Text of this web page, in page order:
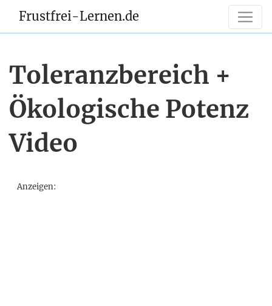
Frustfrei-Lernen.de
Toleranzbereich +
Ökologische Potenz
Video
Anzeigen: